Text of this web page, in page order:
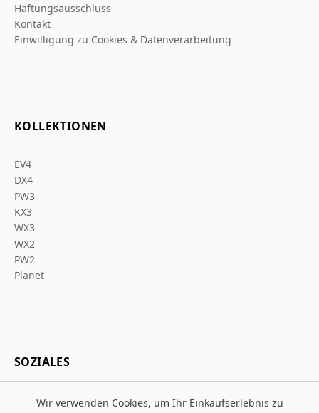
Haftungsausschluss
Kontakt
Einwilligung zu Cookies & Datenverarbeitung
KOLLEKTIONEN
EV4
DX4
PW3
KX3
WX3
WX2
PW2
Planet
SOZIALES
Wir verwenden Cookies, um Ihr Einkaufserlebnis zu